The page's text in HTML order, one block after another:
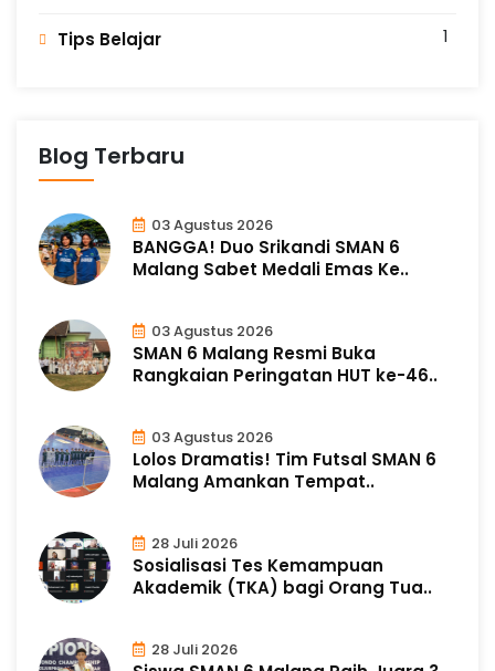
Tips Belajar 1
Blog Terbaru
03 Agustus 2026
BANGGA! Duo Srikandi SMAN 6
Malang Sabet Medali Emas Ke..
03 Agustus 2026
SMAN 6 Malang Resmi Buka
Rangkaian Peringatan HUT ke-46..
03 Agustus 2026
Lolos Dramatis! Tim Futsal SMAN 6
Malang Amankan Tempat..
28 Juli 2026
Sosialisasi Tes Kemampuan
Akademik (TKA) bagi Orang Tua..
28 Juli 2026